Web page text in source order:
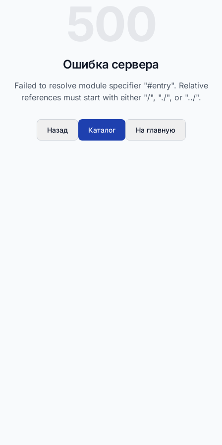
Ошибка сервера
Failed to resolve module specifier "#entry". Relative
references must start with either "/", "./", or "../".
Назад Каталог На главную